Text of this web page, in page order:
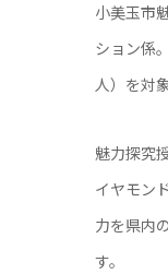
小美玉市
ション係
人）を対
魅力探究
イヤモン
力を県内
す。